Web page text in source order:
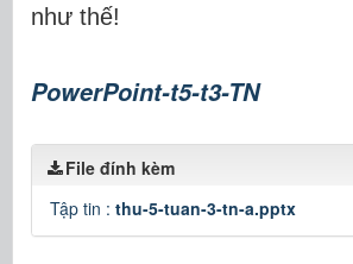
như thế!
PowerPoint-t5-t3-TN
File đính kèm
Tập tin : thu-5-tuan-3-tn-a.pptx